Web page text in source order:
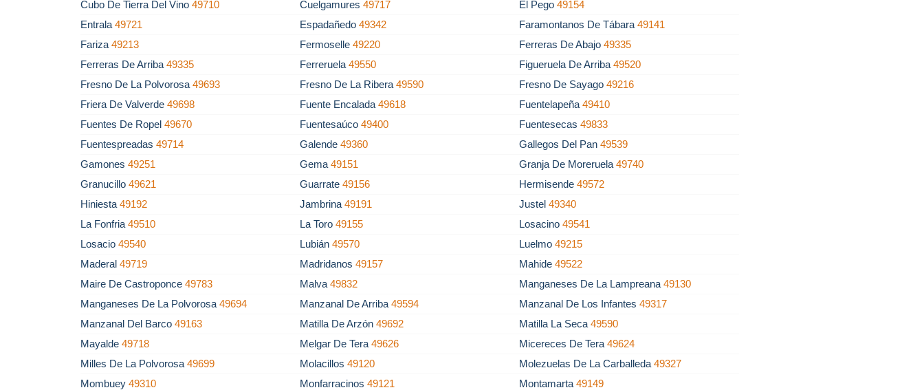
Cubo De Tierra Del Vino 49710 Cuelgamures49717 El Pego49154
Entrala 49721 Espadañedo49342 Faramontanos De Tábara49141
Fariza 49213 Fermoselle49220 Ferreras De Abajo49335
Ferreras De Arriba 49335 Ferreruela49550 Figueruela De Arriba49520
Fresno De La Polvorosa 49693 Fresno De La Ribera49590 Fresno De Sayago49216
Friera De Valverde 49698 Fuente Encalada49618 Fuentelapeña49410
Fuentes De Ropel 49670 Fuentesaúco49400 Fuentesecas49833
Fuentespreadas 49714 Galende49360 Gallegos Del Pan49539
Gamones 49251 Gema49151 Granja De Moreruela49740
Granucillo 49621 Guarrate49156 Hermisende49572
Hiniesta 49192 Jambrina49191 Justel49340
La Fonfria 49510 La Toro49155 Losacino49541
Losacio 49540 Lubián49570 Luelmo49215
Maderal 49719 Madridanos49157 Mahide49522
Maire De Castroponce 49783 Malva49832 Manganeses De La Lampreana49130
Manganeses De La Polvorosa 49694 Manzanal De Arriba49594 Manzanal De Los Infantes49317
Manzanal Del Barco 49163 Matilla De Arzón49692 Matilla La Seca49590
Mayalde 49718 Melgar De Tera49626 Micereces De Tera49624
Milles De La Polvorosa 49699 Molacillos49120 Molezuelas De La Carballeda49327
Mombuey 49310 Monfarracinos49121 Montamarta49149